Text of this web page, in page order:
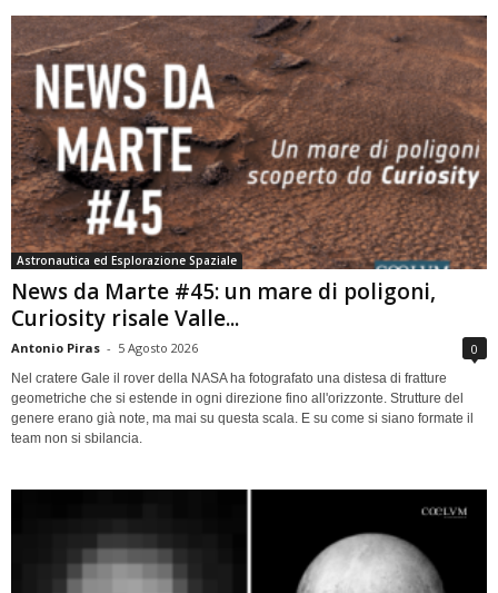
Astronautica ed Esplorazione Spaziale
News da Marte #45: un mare di poligoni,
Curiosity risale Valle...
Antonio Piras - 5 Agosto 2026 0
Nel cratere Gale il rover della NASA ha fotografato una distesa di fratture
geometriche che si estende in ogni direzione fino all'orizzonte. Strutture del
genere erano già note, ma mai su questa scala. E su come si siano formate il
team non si sbilancia.